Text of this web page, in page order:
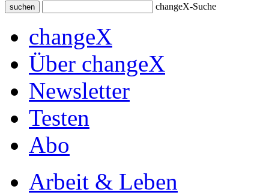
suchen changeX-Suche
changeX
Über changeX
Newsletter
Testen
Abo
Arbeit & Leben